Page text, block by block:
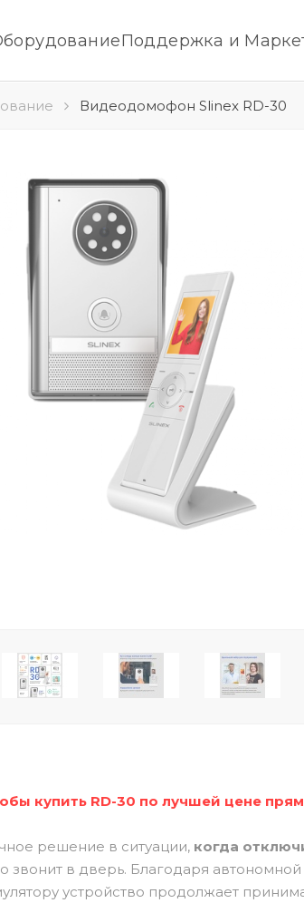
Поддержка и
Видеодомофон Slinex RD-30
купить RD-30 по лучшей цене
решение в ситуации, когда
звонит в дверь. Благодаря
устройство продолжает